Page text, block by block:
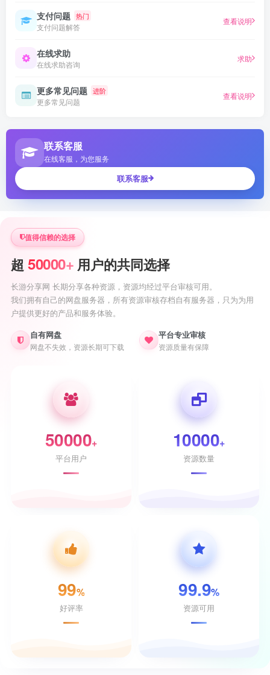
支付问题 热门
支付问题解答
查看说明
在线求助
在线求助咨询
求助
更多常见问题 进阶
更多常见问题
查看说明
联系客服
在线客服，为您服务
联系客服
值得信赖的选择
超 50000+ 用户的共同选择
长游分享网 长期分享各种资源，资源均经过平台审核可用。
我们拥有自己的网盘服务器，所有资源审核存档自有服务器，只为为用
户提供更好的产品和服务体验。
自有网盘
网盘不失效，资源长期可下载
平台专业审核
资源质量有保障
50000+
平台用户
10000+
资源数量
99%
好评率
99.9%
资源可用